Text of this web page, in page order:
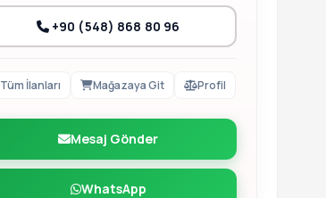
+90 (548) 868 80 96
Tüm İlanları Mağazaya Git Profil
Mesaj Gönder
WhatsApp